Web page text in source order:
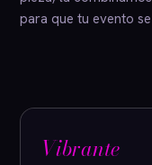
para que tu evento
Vibrante